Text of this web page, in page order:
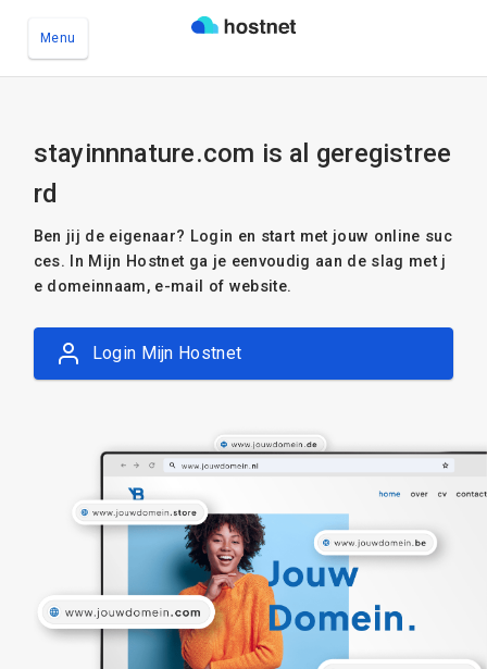
Menu
stayinnnature.com is al geregistree
rd
Ben jij de eigenaar? Login en start met jouw online suc
ces. In Mijn Hostnet ga je eenvoudig aan de slag met j
e domeinnaam, e-mail of website.
Login Mijn Hostnet